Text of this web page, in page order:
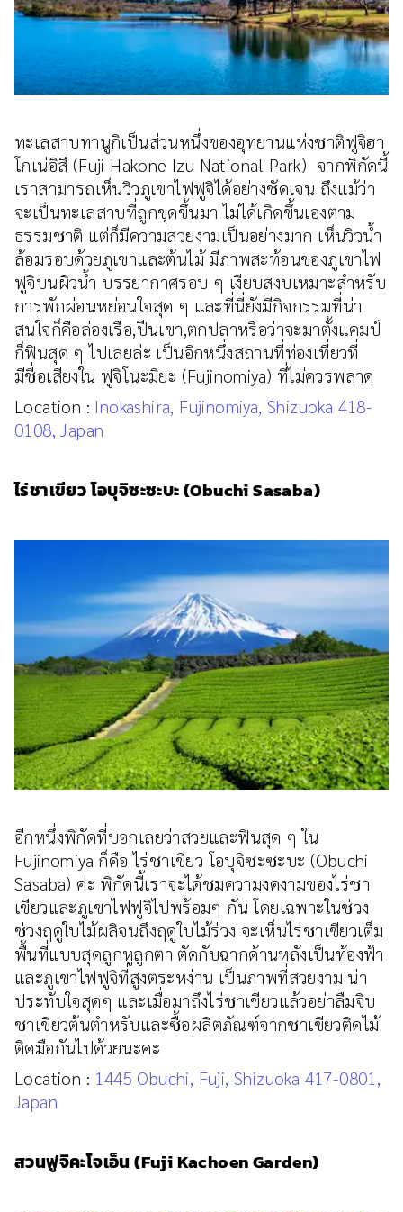
ทะเลสาบทานูกิเป็นส่วนหนึ่งของอุทยานแห่งชาติฟูจิฮา
โกเน่อิสึ (Fuji Hakone Izu National Park) จากพิกัดนี้
เราสามารถเห็นวิวภูเขาไฟฟูจิได้อย่างชัดเจน ถึงแม้ว่า
จะเป็นทะเลสาบที่ถูกขุดขึ้นมา ไม่ได้เกิดขึ้นเองตาม
ธรรมชาติ แต่ก็มีความสวยงามเป็นอย่างมาก เห็นวิวน้ำ
ล้อมรอบด้วยภูเขาและต้นไม้ มีภาพสะท้อนของภูเขาไฟ
ฟูจิบนผิวน้ำ บรรยากาศรอบ ๆ เงียบสงบเหมาะสำหรับ
การพักผ่อนหย่อนใจสุด ๆ และที่นี่ยังมีกิจกรรมที่น่า
สนใจก็คือล่องเรือ,ปีนเขา,ตกปลาหรือว่าจะมาตั้งแคมป์
ก็ฟินสุด ๆ ไปเลยล่ะ เป็นอีกหนึ่งสถานที่ท่องเที่ยวที่
มีชื่อเสียงใน ฟูจิโนะมิยะ (Fujinomiya) ที่ไม่ควรพลาด
Location : Inokashira, Fujinomiya, Shizuoka 418-
0108, Japan
ไร่ชาเขียว โอบุจิซะซะบะ (Obuchi Sasaba)
อีกหนึ่งพิกัดที่บอกเลยว่าสวยและฟินสุด ๆ ใน
Fujinomiya ก็คือ ไร่ชาเขียว โอบุจิซะซะบะ (Obuchi
Sasaba) ค่ะ พิกัดนี้เราจะได้ชมความงดงามของไร่ชา
เขียวและภูเขาไฟฟูจิไปพร้อมๆ กัน โดยเฉพาะในช่วง
ช่วงฤดูใบไม้ผลิจนถึงฤดูใบไม้ร่วง จะเห็นไร่ชาเขียวเต็ม
พื้นที่แบบสุดลูกหูลูกตา ตัดกับฉากด้านหลังเป็นท้องฟ้า
และภูเขาไฟฟูจิที่สูงตระหง่าน เป็นภาพที่สวยงาม น่า
ประทับใจสุดๆ และเมื่อมาถึงไร่ชาเขียวแล้วอย่าลืมจิบ
ชาเขียวต้นตำหรับและซื้อผลิตภัณฑ์จากชาเขียวติดไม้
ติดมือกันไปด้วยนะคะ
Location : 1445 Obuchi, Fuji, Shizuoka 417-0801,
Japan
สวนฟูจิคะโจเอ็น (Fuji Kachoen Garden)